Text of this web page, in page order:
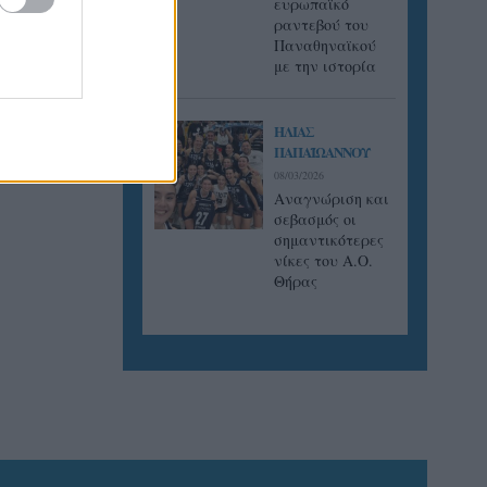
Α2
που
ραντεβού του
Παναθηναϊκού
με την ιστορία
ΗΛΙΑΣ
ΠΑΠΑΪΩΑΝΝΟΥ
08/03/2026
Αναγνώριση και
σεβασμός οι
σημαντικότερες
νίκες του Α.Ο.
Θήρας